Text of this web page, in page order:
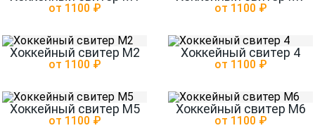
от 1100 ₽ от 1100 ₽
Хоккейный свитер М2
от 1100 ₽
Хоккейный свитер 4
от 1100 ₽
Хоккейный свитер М5
от 1100 ₽
Хоккейный свитер М6
от 1100 ₽